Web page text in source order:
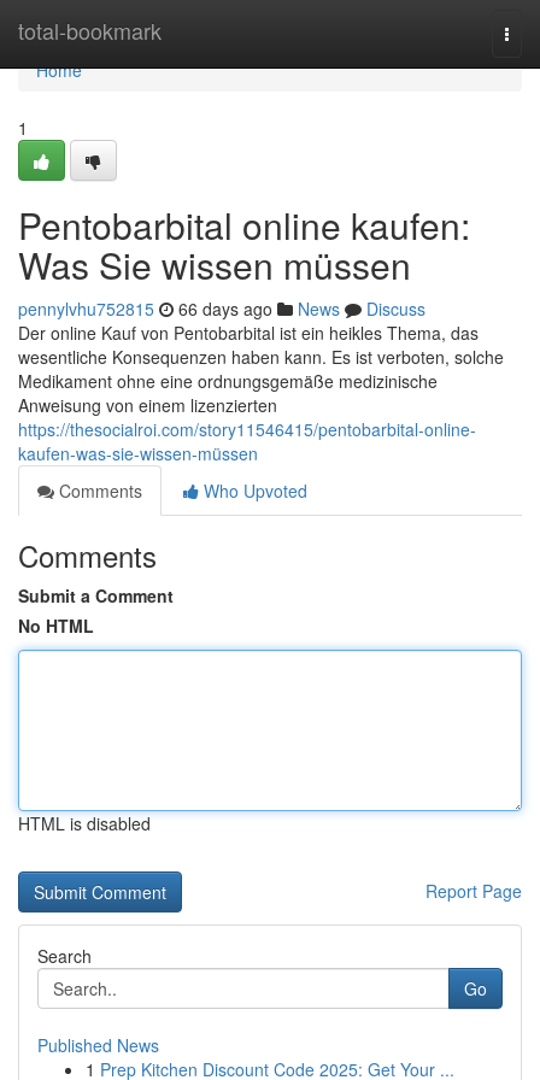
total-bookmark
Home
Home
1
Pentobarbital online kaufen:
Was Sie wissen müssen
pennylvhu752815 66 days ago News
Discuss
Der online Kauf von Pentobarbital ist ein heikles Thema, das
wesentliche Konsequenzen haben kann. Es ist verboten, solche
Medikament ohne eine ordnungsgemäße medizinische
Anweisung von einem lizenzierten
https://thesocialroi.com/story11546415/pentobarbital-online-
kaufen-was-sie-wissen-müssen
Comments
Who Upvoted
Comments
Submit a Comment
No HTML
HTML is disabled
Report Page
Search
Go
Published News
1 Prep Kitchen Discount Code 2025: Get Your ...